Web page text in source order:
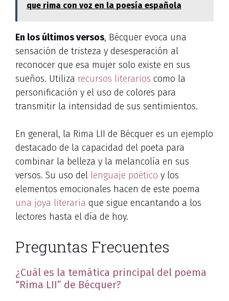
que rima con voz en la poesía española
En los últimos versos, Bécquer evoca una
sensación de tristeza y desesperación al
reconocer que esa mujer solo existe en sus
sueños. Utiliza recursos literarios como la
personificación y el uso de colores para
transmitir la intensidad de sus sentimientos.
En general, la Rima LII de Bécquer es un ejemplo
destacado de la capacidad del poeta para
combinar la belleza y la melancolía en sus
versos. Su uso del lenguaje poético y los
elementos emocionales hacen de este poema
una joya literaria que sigue encantando a los
lectores hasta el día de hoy.
Preguntas Frecuentes
¿Cuál es la temática principal del poema
“Rima LII” de Bécquer?